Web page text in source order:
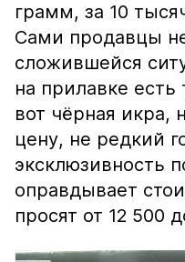
грамм, за 10
Сами продавцы
сложившейся
на прилавке есть
вот чёрная икра,
цену, не редкий
эксклюзивность
оправдывает
просят от 12 500